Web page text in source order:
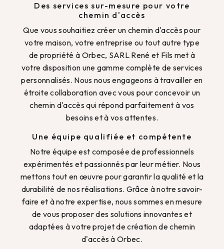
Des services sur-mesure pour votre
chemin d'accès
Que vous souhaitiez créer un chemin d'accès pour
votre maison, votre entreprise ou tout autre type
de propriété à Orbec, SARL René et Fils met à
votre disposition une gamme complète de services
personnalisés. Nous nous engageons à travailler en
étroite collaboration avec vous pour concevoir un
chemin d'accès qui répond parfaitement à vos
besoins et à vos attentes.
Une équipe qualifiée et compétente
Notre équipe est composée de professionnels
expérimentés et passionnés par leur métier. Nous
mettons tout en œuvre pour garantir la qualité et la
durabilité de nos réalisations. Grâce à notre savoir-
faire et à notre expertise, nous sommes en mesure
de vous proposer des solutions innovantes et
adaptées à votre projet de création de chemin
d'accès à Orbec.